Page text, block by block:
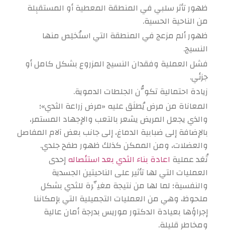
ظهور تأثر سلبي في المنطقة المعطية أو المستقبِلة
من الناحية الحسية.
ظهور ألم مزعج في المنطقة التي استُخلِص منها
النسيج.
فشل العملية وفقدان النسيج المزروع بشكل كامل أو
جزئي.
زيادة احتمالية تكوُّن الجلطات الدموية.
المعاناة من مرض يُطلَق عليه «مرض زراعة الثدي»؛
والذي يجعل المريض يشعر بالتعب والإجهاد المستمر،
بالإضافة إلى ضبابية الدماغ، إلى جانب بعض آلام المفاصل
والعضلات، ومن الممكن كذلك ظهور طفح جلدي.
تُعَد عملية اعادة بناء الثدي بعد استئصالهإحدى
العمليات التي لها تأثير على الناحيتين الجسدية
والنفسية؛ لما لها من نتيجة مغيِّرة للثدي بشكل
ملحوظ، وهي من العمليات التجميلية التي بإمكاننا
إجراؤها بعيادة الدكتور موريس بدرجة أمان عالية
ومخاطر قليلة.